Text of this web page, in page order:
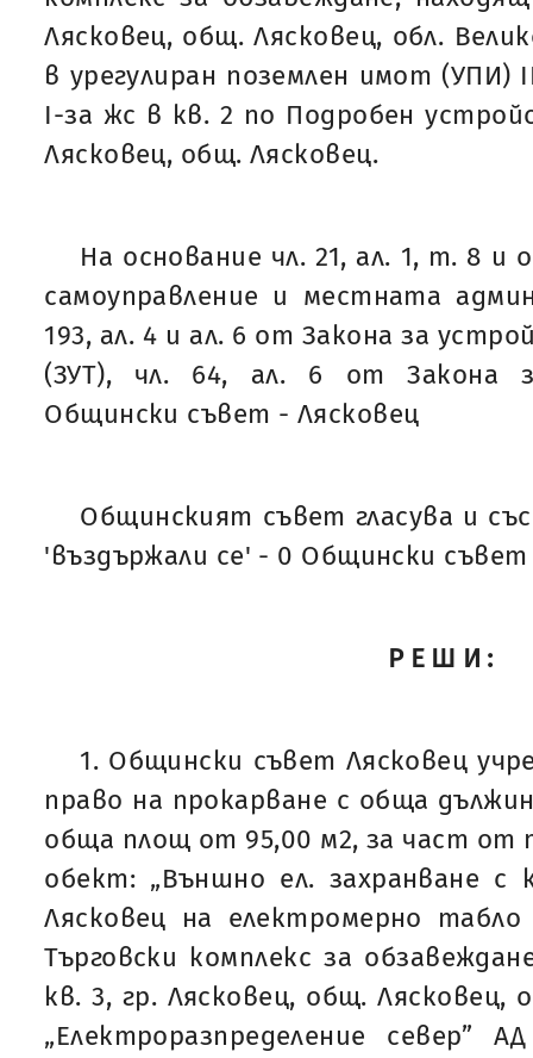
Лясковец, общ. Лясковец, обл.
в урегулиран поземлен имот
I-за жс в кв. 2 по Подробен
Лясковец, общ. Лясковец.
На основание чл. 21, ал. 1, т. 8
самоуправление и местната
193, ал. 4 и ал. 6 от Закона за
(ЗУТ), чл. 64, ал. 6 от Закона
Общински съвет - Лясковец
Общинският съвет гласува и
'въздържали се' - 0 Общински съвет
РЕШИ:
1. Общински съвет Лясковец
право на прокарване с обща
обща площ от 95,00 м2, за част от
обект: „Външно ел. захранване
Лясковец на електромерно табло
Търговски комплекс за
кв. 3, гр. Лясковец, общ. Лясковец,
„Електроразпределение север”